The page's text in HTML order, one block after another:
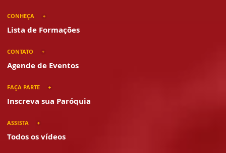
CONHEÇA
Lista de Formações
CONTATO
Agende de Eventos
FAÇA PARTE
Inscreva sua Paróquia
ASSISTA
Todos os vídeos